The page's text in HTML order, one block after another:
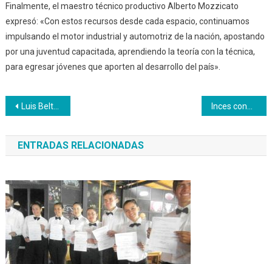
Finalmente, el maestro técnico productivo Alberto Mozzicato
expresó: «Con estos recursos desde cada espacio, continuamos
impulsando el motor industrial y automotriz de la nación, apostando
por una juventud capacitada, aprendiendo la teoría con la técnica,
para egresar jóvenes que aporten al desarrollo del país».
Navegación
de
entradas
Luis Beltrán Prieto Figueroa fallece el 22 de abril de 1993 no el 23
ENTRADAS RELACIONADAS